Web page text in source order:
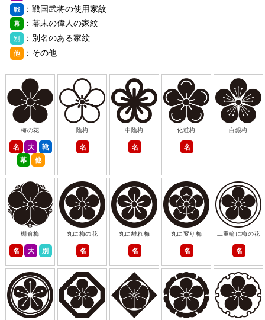
戦 ：戦国武将の使用家紋
幕 ：幕末の偉人の家紋
別 ：別名のある家紋
他 ：その他
梅の花
名 大
戦
幕
他
陰梅
名
中陰梅
名
化粧梅
名
白銀梅
棚倉梅
名 大 別
丸に梅の花
名
丸に離れ梅
名
丸に変り梅
名
二重輪に梅の花
名